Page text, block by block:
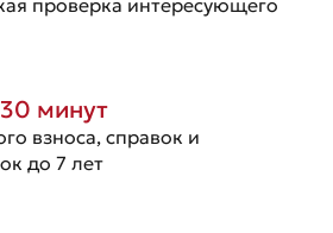
проверка интересующего
минут
взноса, справок и
до 7 лет